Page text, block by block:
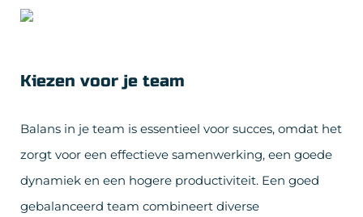
Kiezen voor je team
Balans in je team is essentieel voor succes, omdat het
zorgt voor een effectieve samenwerking, een goede
dynamiek en een hogere productiviteit. Een goed
gebalanceerd team combineert diverse